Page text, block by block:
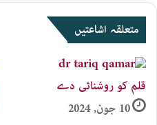
متعلقہ اشاعتیں
قلم کو روشنائی دے
10 جون, 2024